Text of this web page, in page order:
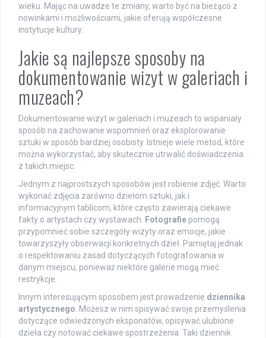
wieku. Mając na uwadze te zmiany, warto być na bieżąco z
nowinkami i możliwościami, jakie oferują współczesne
instytucje kultury.
Jakie są najlepsze sposoby na
dokumentowanie wizyt w galeriach i
muzeach?
Dokumentowanie wizyt w galeriach i muzeach to wspaniały
sposób na zachowanie wspomnień oraz eksplorowanie
sztuki w sposób bardziej osobisty. Istnieje wiele metod, które
można wykorzystać, aby skutecznie utrwalić doświadczenia
z takich miejsc.
Jednym z najprostszych sposobów jest robienie zdjęć. Warto
wykonać zdjęcia zarówno dziełom sztuki, jak i
informacyjnym tablicom, które często zawierają ciekawe
fakty o artystach czy wystawach.
Fotografie pomogą
przypomnieć sobie szczegóły wizyty oraz emocje, jakie
towarzyszyły obserwacji konkretnych dzieł. Pamiętaj jednak
o respektowaniu zasad dotyczących fotografowania w
danym miejscu, ponieważ niektóre galerie mogą mieć
restrykcje.
Innym interesującym sposobem jest prowadzenie dziennika
artystycznego . Możesz w nim spisywać swoje przemyślenia
dotyczące odwiedzonych eksponatów, opisywać ulubione
dzieła czy notować ciekawe spostrzeżenia. Taki dziennik